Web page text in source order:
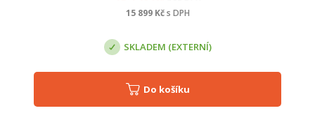
15 899Kč s DPH
SKLADEM (EXTERNÍ)
Do košíku